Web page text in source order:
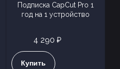
Подписка CapCut Pro 1
год на 1 устройство
4 290 ₽
Купить